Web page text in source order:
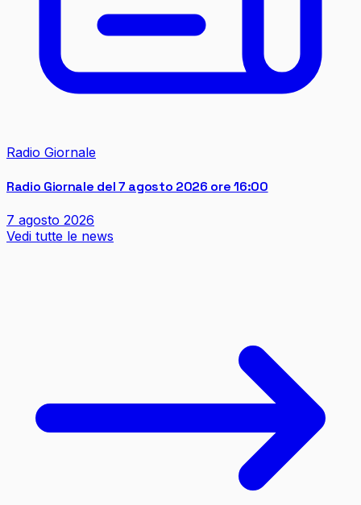
Radio Giornale
Radio Giornale del 7 agosto 2026 ore 16:00
7 agosto 2026
Vedi tutte le news